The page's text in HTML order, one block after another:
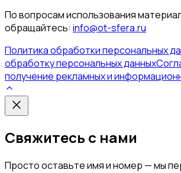
По вопросам использования
обращайтесь: info@ot-sfera.ru
Политика обработки персональных
обработку персональных данных
получение рекламных и
Свяжитесь с нами
Просто оставьте имя и номер — мы